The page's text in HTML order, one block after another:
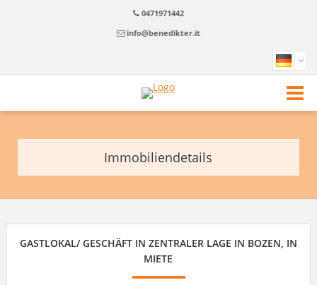
0471971442
info@benedikter.it
Immobiliendetails
GASTLOKAL/ GESCHÄFT IN ZENTRALER LAGE IN BOZEN, IN
MIETE